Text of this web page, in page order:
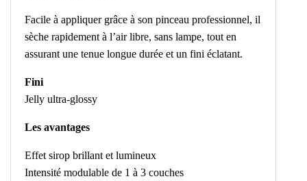
Facile à appliquer grâce à son pinceau professionnel, il
sèche rapidement à l’air libre, sans lampe, tout en
assurant une tenue longue durée et un fini éclatant.
Fini
Jelly ultra-glossy
Les avantages
Effet sirop brillant et lumineux
Intensité modulable de 1 à 3 couches